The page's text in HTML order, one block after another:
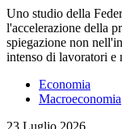
Uno studio della
l'accelerazione della
spiegazione non
intenso di lavoratori e
Economia
Macroeconomia